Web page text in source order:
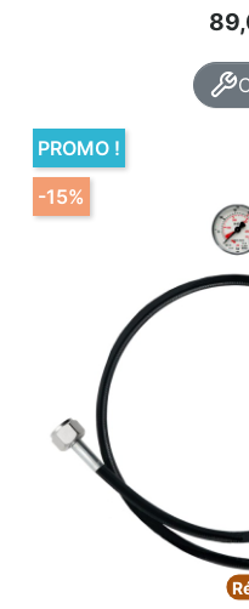
Prix
PROMO !
-15%